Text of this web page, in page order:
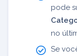
pode
no
Se